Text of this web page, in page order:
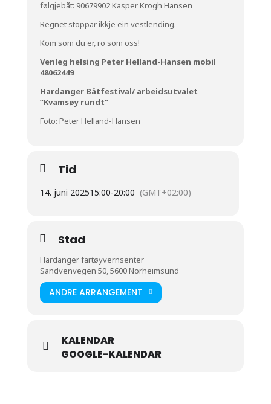
følgjebåt: 90679902 Kasper Krogh Hansen
Regnet stoppar ikkje ein vestlending.
Kom som du er, ro som oss!
Venleg helsing Peter Helland-Hansen mobil
48062449
Hardanger Båtfestival/ arbeidsutvalet
”Kvamsøy rundt”
Foto: Peter Helland-Hansen
Tid
14. juni 202515:00-20:00 (GMT+02:00)
Stad
Hardanger fartøyvernsenter
Sandvenvegen 50, 5600 Norheimsund
ANDRE ARRANGEMENT
KALENDAR
GOOGLE-KALENDAR